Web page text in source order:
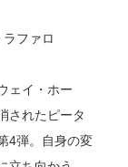
ファロ
ェイ・ホー
されたピータ
4弾。自身の変